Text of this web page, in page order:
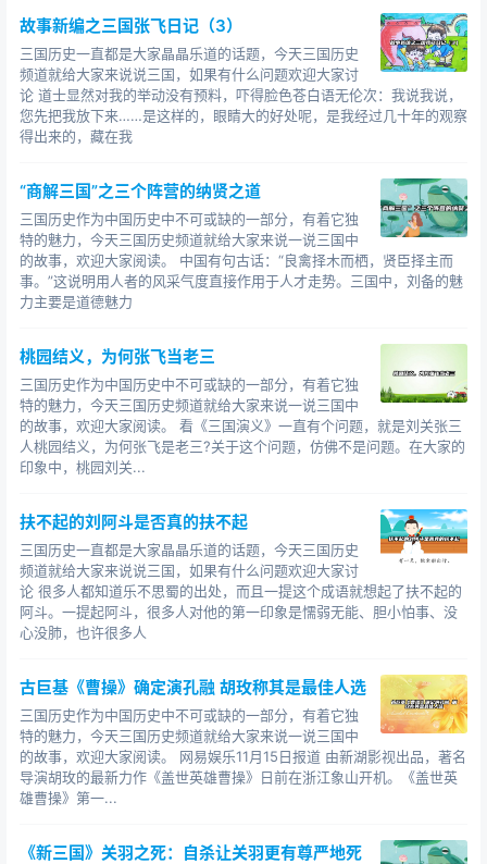
的联姻，态度
很不友好，辱骂求婚的使者：“犬子怎能配上虎女?”得罪了
东吴。这之后的故事人们都熟悉了，孙权谋取荆州后，将
关羽父子斩杀于临沮，孙刘联盟也彻底破裂。
刚愎自负
如果说缺少政治头脑葬送了蜀汉的前程，那么“颇自
负，好凌人”就是关羽个人最大的性格缺陷。
建安十九年（214年）马超来降，关羽致信诸葛亮探问
虚实，亏得诸葛亮知道他的那点“小算盘”，说马超虽与张飞
棋逢对手，却难与关羽为敌，因为有孔明的表态，关羽才
之曰：“孟起兼资文武，雄烈过人，一世之杰，黥、彭之
徒，当与益德并驱争先，犹未及髯之绝伦逸群也。”羽美须
髯，故亮谓之髯。羽省书大悦，以示宾客。）陈寿的《三
国志》记载这个事情本很简单，但到了《三国演义》那
里，因为罗贯中把关羽的骄傲自大、目中无人也当成是优
军职，一心要入川与马超决斗的情节。
相关人物：关羽 曹操 文丑 黄忠 刘备 诸葛亮 马超 费诗 秦
朗 陈寿
了解更多三国故事，欢迎继续关注三国历史频道更多有关
故事新编之三国张飞日记（3）
三国历史一直都是大家晶晶乐道的话题，今天三国历史
频道就给大家来说说三国，如果有什么问题欢迎大家讨
论 道士显然对我的举动没有预料，吓得脸色苍白语无伦次：我说我说，
您先把我放下来……是这样的，眼睛大的好处呢，是我经过几十年的观察
得出来的，藏在我
“商解三国”之三个阵营的纳贤之道
三国历史作为中国历史中不可或缺的一部分，有着它独
特的魅力，今天三国历史频道就给大家来说一说三国中
的故事，欢迎大家阅读。 中国有句古话：“良禽择木而栖，贤臣择主而
事。”这说明用人者的风采气度直接作用于人才走势。三国中，刘备的魅
力主要是道德魅力
桃园结义，为何张飞当老三
三国历史作为中国历史中不可或缺的一部分，有着它独
特的魅力，今天三国历史频道就给大家来说一说三国中
的故事，欢迎大家阅读。 看《三国演义》一直有个问题，就是刘关张三
人桃园结义，为何张飞是老三?关于这个问题，仿佛不是问题。在大家的
印象中，桃园刘关...
扶不起的刘阿斗是否真的扶不起
三国历史一直都是大家晶晶乐道的话题，今天三国历史
频道就给大家来说说三国，如果有什么问题欢迎大家讨
论 很多人都知道乐不思蜀的出处，而且一提这个成语就想起了扶不起的
阿斗。一提起阿斗，很多人对他的第一印象是懦弱无能、胆小怕事、没
心没肺，也许很多人
古巨基《曹操》确定演孔融 胡玫称其是最佳人选
三国历史作为中国历史中不可或缺的一部分，有着它独
特的魅力，今天三国历史频道就给大家来说一说三国中
的故事，欢迎大家阅读。 网易娱乐11月15日报道 由新湖影视出品，著名
导演胡玫的最新力作《盖世英雄曹操》日前在浙江象山开机。《盖世英
雄曹操》第一...
《新三国》关羽之死：自杀让关羽更有尊严地死